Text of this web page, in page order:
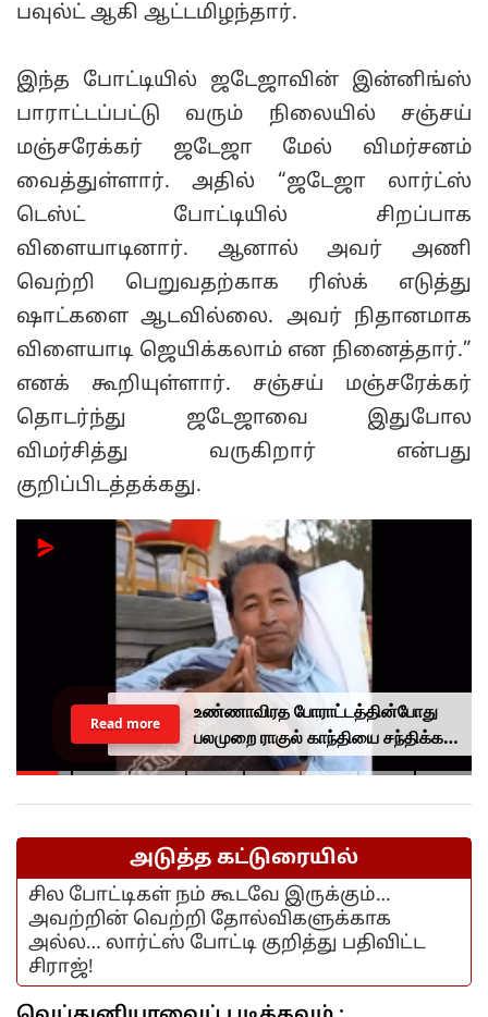
பவுல்ட் ஆகி ஆட்டமிழந்தார்.
இந்த போட்டியில் ஜடேஜாவின் இன்னிங்ஸ்
பாராட்டப்பட்டு வரும் நிலையில் சஞ்சய்
மஞ்சரேக்கர் ஜடேஜா மேல் விமர்சனம்
வைத்துள்ளார். அதில் “ஜடேஜா லார்ட்ஸ்
டெஸ்ட் போட்டியில் சிறப்பாக
விளையாடினார். ஆனால் அவர் அணி
வெற்றி பெறுவதற்காக ரிஸ்க் எடுத்து
ஷாட்களை ஆடவில்லை. அவர் நிதானமாக
விளையாடி ஜெயிக்கலாம் என நினைத்தார்.”
எனக் கூறியுள்ளார். சஞ்சய் மஞ்சரேக்கர்
தொடர்ந்து ஜடேஜாவை இதுபோல
விமர்சித்து வருகிறார் என்பது
குறிப்பிடத்தக்கது.
வாக்காளர் பட்டியல் சிறப்பு தீவிர
திருத்தம்.. பெங்களூரின் பாதி
வாக்காளர்கள் காலி?
Read more
அடுத்த கட்டுரையில்
சில போட்டிகள் நம் கூடவே இருக்கும்…
அவற்றின் வெற்றி தோல்விகளுக்காக
அல்ல… லார்ட்ஸ் போட்டி குறித்து பதிவிட்ட
சிராஜ்!